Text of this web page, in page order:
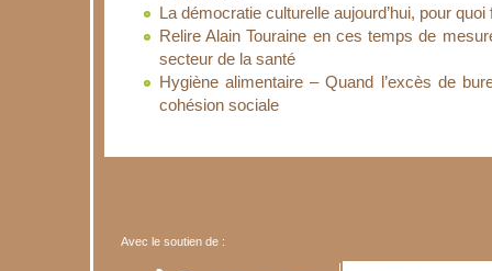
La démocratie culturelle aujourd’hui, pour quoi
Relire Alain Touraine en ces temps de
secteur de la santé
Hygiène alimentaire – Quand l’excès de
cohésion sociale
Avec le soutien de :